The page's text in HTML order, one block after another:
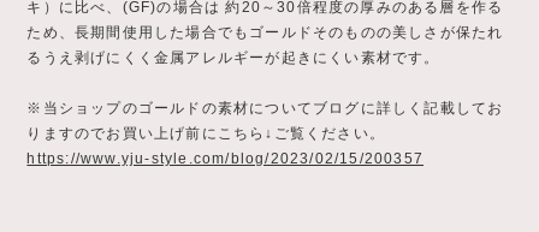
キ）に比べ、(GF)の場合は 約20～30倍程度の厚みのある層を作る
ため、長期間使用した場合でもゴールドそのものの美しさが保たれ
るうえ剥げにくく金属アレルギーが起きにくい素材です。
※当ショップのゴールドの素材についてブログに詳しく記載してお
りますのでお買い上げ前にこちら↓ご覧ください。
https://www.yju-style.com/blog/2023/02/15/200357